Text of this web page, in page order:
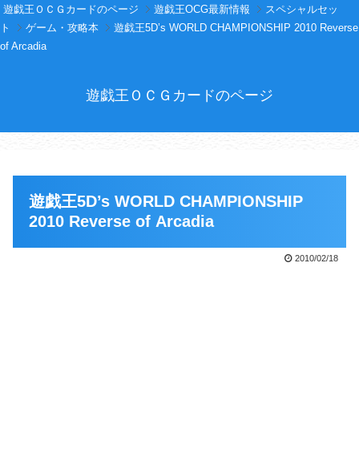
遊戯王ＯＣＧカードのページ 遊戯王OCG最新情報
スペシャルセッ
ト
ゲーム・攻略本
遊戯王5D’s WORLD CHAMPIONSHIP 2010 Reverse
of Arcadia
遊戯王ＯＣＧカードのページ
遊戯王5D’s WORLD CHAMPIONSHIP
2010 Reverse of Arcadia
2010/02/18